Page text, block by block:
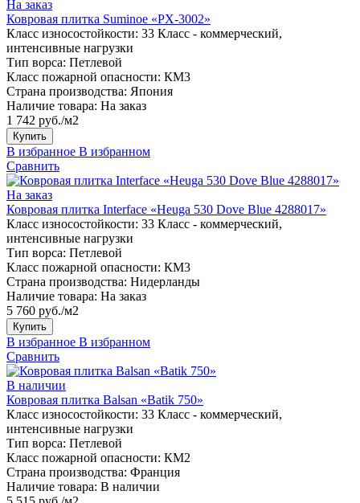
На заказ
Ковровая плитка Suminoe «PX-3002»
Класс износостойкости: 33 Класс - коммерческий,
интенсивные нагрузки
Тип ворса: Петлевой
Класс пожарной опасности: КМ3
Страна производства: Япония
Наличие товара: На заказ
1 742 руб./м2
Купить
В избранное В избранном
Сравнить
На заказ
Ковровая плитка Interface «Heuga 530 Dove Blue 4288017»
Класс износостойкости: 33 Класс - коммерческий,
интенсивные нагрузки
Тип ворса: Петлевой
Класс пожарной опасности: КМ3
Страна производства: Нидерланды
Наличие товара: На заказ
5 760 руб./м2
Купить
В избранное В избранном
Сравнить
В наличии
Ковровая плитка Balsan «Batik 750»
Класс износостойкости: 33 Класс - коммерческий,
интенсивные нагрузки
Тип ворса: Петлевой
Класс пожарной опасности: КМ2
Страна производства: Франция
Наличие товара: В наличии